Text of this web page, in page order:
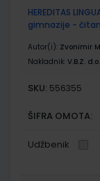
HEREDITAS
gimnazije -
Autor(i): Zvonimir
Nakladnik: V.B.Z.
SKU: 556355
ŠIFRA OMOTA:
Udžbenik